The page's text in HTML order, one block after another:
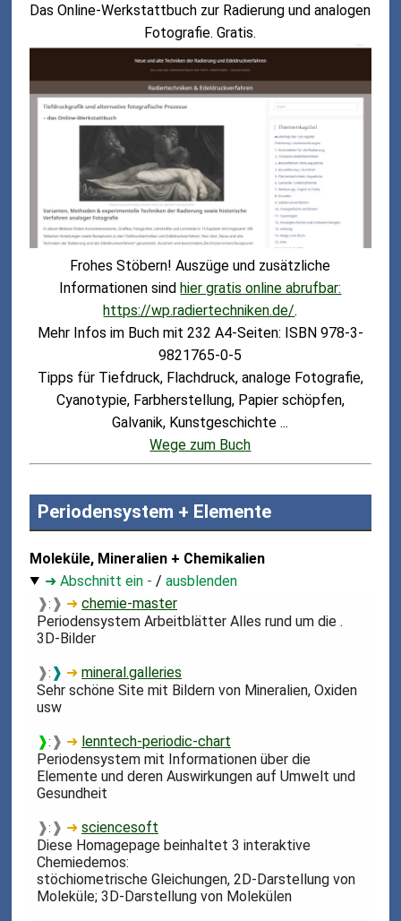
Das Online-Werkstattbuch zur Radierung und analogen
Fotografie. Gratis.
Frohes Stöbern! Auszüge und zusätzliche
Informationen sindhier gratis online abrufbar:
https://wp.radiertechniken.de/.
Mehr Infos im Buch mit 232 A4-Seiten: ISBN 978-3-
9821765-0-5
Tipps für Tiefdruck, Flachdruck, analoge Fotografie,
Cyanotypie, Farbherstellung, Papier schöpfen,
Galvanik, Kunstgeschichte ...
Wege zum Buch
Periodensystem + Elemente
Moleküle, Mineralien + Chemikalien
➜ Abschnitt ein - /ausblenden
❱: ❱ ➜chemie-master
Periodensystem Arbeitblätter Alles rund um die .
3D-Bilder
❱: ❱ ➜mineral.galleries
Sehr schöne Site mit Bildern von Mineralien, Oxiden
usw
❱: ❱ ➜ lenntech-periodic-chart
Periodensystem mit Informationen über die
Elemente und deren Auswirkungen auf Umwelt und
Gesundheit
❱: ❱ ➜sciencesoft
Diese Homagepage beinhaltet 3 interaktive
Chemiedemos:
stöchiometrische Gleichungen, 2D-Darstellung von
Moleküle; 3D-Darstellung von Molekülen